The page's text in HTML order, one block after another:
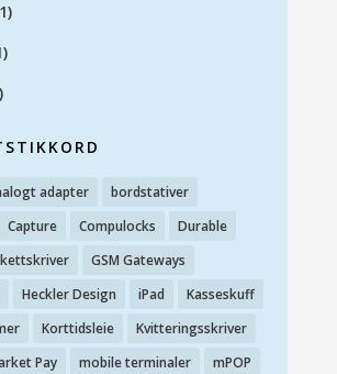
adapter
bordstativer
Capture Compulocks
Durable
GSM Gateways
Heckler Design iPad
Kasseskuff
Korttidsleie
Kvitteringsskriver
Pay mobile terminaler
mPOP